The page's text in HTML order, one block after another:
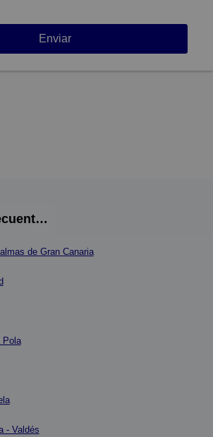
Enviar
Búsquedas Frecuentes
de Gran Canaria
Pola
- Valdés